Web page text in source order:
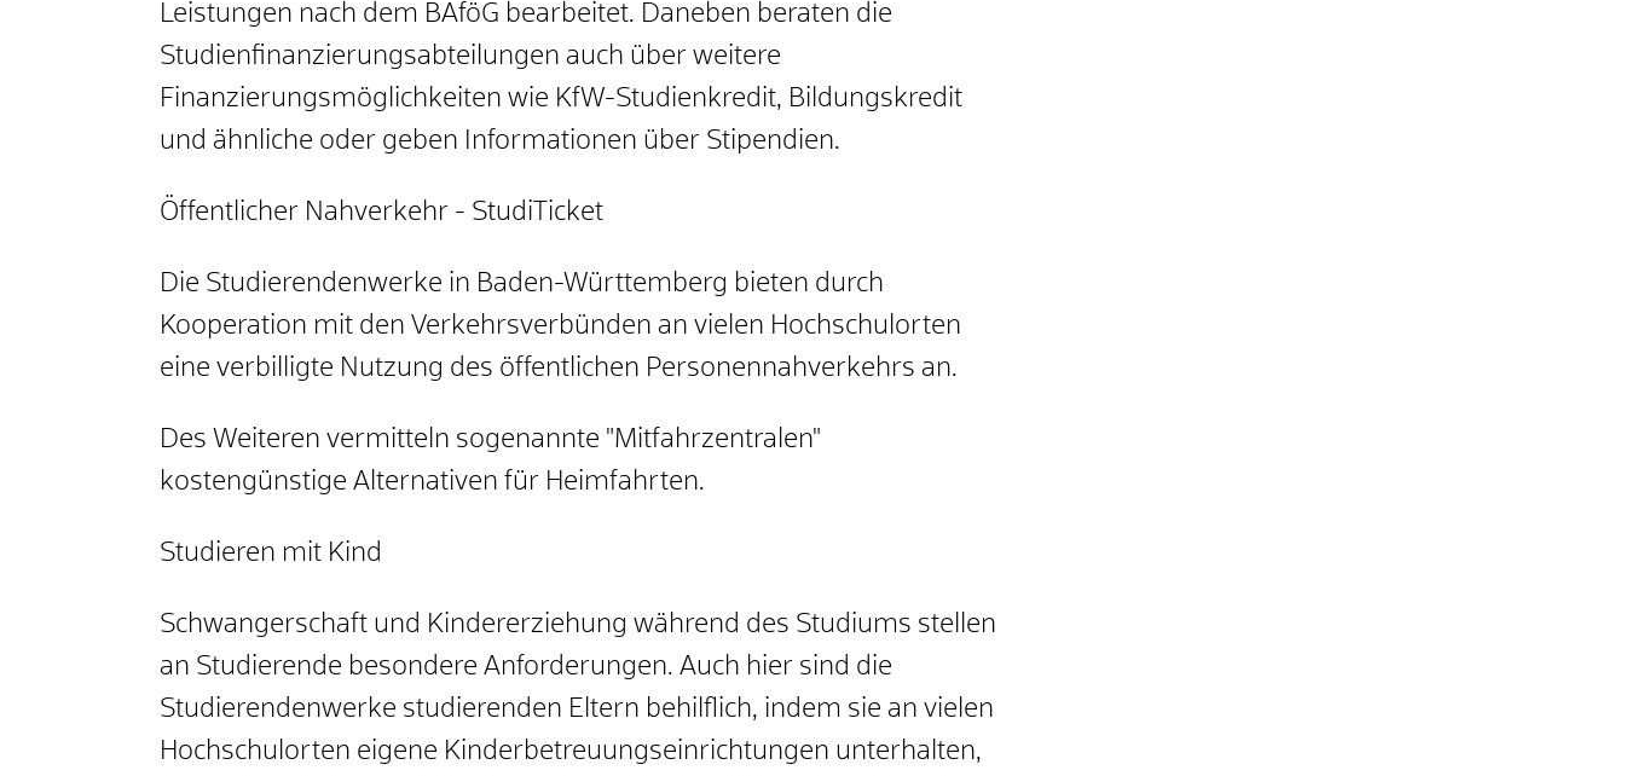
Leistungen nach dem BAföG bearbeitet. Daneben beraten die
Studienfinanzierungsabteilungen auch über weitere
Finanzierungsmöglichkeiten wie KfW-Studienkredit, Bildungskredit
und ähnliche oder geben Informationen über Stipendien.
Öffentlicher Nahverkehr - StudiTicket
Die Studierendenwerke in Baden-Württemberg bieten durch
Kooperation mit den Verkehrsverbünden an vielen Hochschulorten
eine verbilligte Nutzung des öffentlichen Personennahverkehrs an.
Des Weiteren vermitteln sogenannte "Mitfahrzentralen"
kostengünstige Alternativen für Heimfahrten.
Studieren mit Kind
Schwangerschaft und Kindererziehung während des Studiums stellen
an Studierende besondere Anforderungen. Auch hier sind die
Studierendenwerke studierenden Eltern behilflich, indem sie an vielen
Hochschulorten eigene Kinderbetreuungseinrichtungen unterhalten,